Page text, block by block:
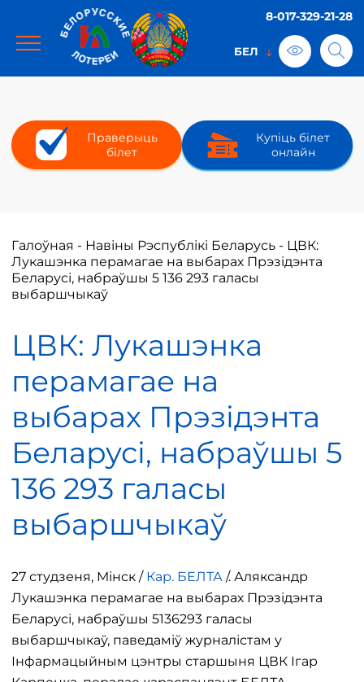
8-017-329-21-28
Праверыць
білет
Купіць білет
онлайн
Галоўная - Навіны Рэспублікі Беларусь - ЦВК:
Лукашэнка перамагае на выбарах Прэзідэнта
Беларусі, набраўшы 5 136 293 галасы
выбаршчыкаў
ЦВК: Лукашэнка
перамагае на
выбарах Прэзідэнта
Беларусі, набраўшы 5
136 293 галасы
выбаршчыкаў
27 студзеня, Мінск / Кар. БЕЛТА /. Аляксандр
Лукашэнка перамагае на выбарах Прэзідэнта
Беларусі, набраўшы 5136293 галасы
выбаршчыкаў, паведаміў журналістам у
Інфармацыйным цэнтры старшыня ЦВК Ігар